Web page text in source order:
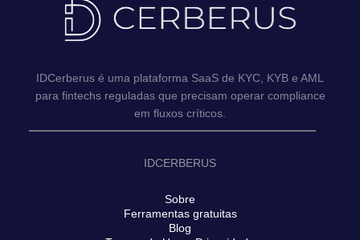
IDCerberus é uma plataforma SaaS de KYC, KYB e AML
para fintechs reguladas que precisam operar compliance
em fluxos críticos.
IDCERBERUS
Sobre
Ferramentas gratuitas
Blog